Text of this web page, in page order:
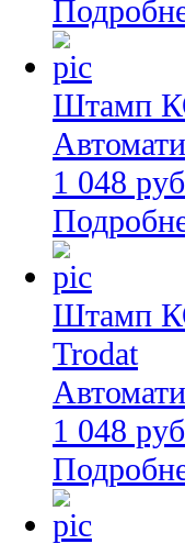
Штамп
1 048
Штамп
Trodat
1 048